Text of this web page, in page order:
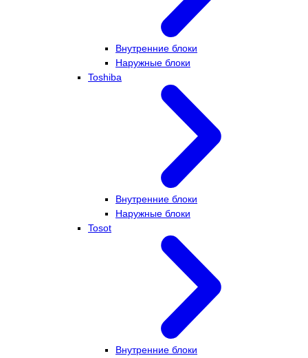
Внутренние блоки
Наружные блоки
Toshiba
Внутренние блоки
Наружные блоки
Tosot
Внутренние блоки